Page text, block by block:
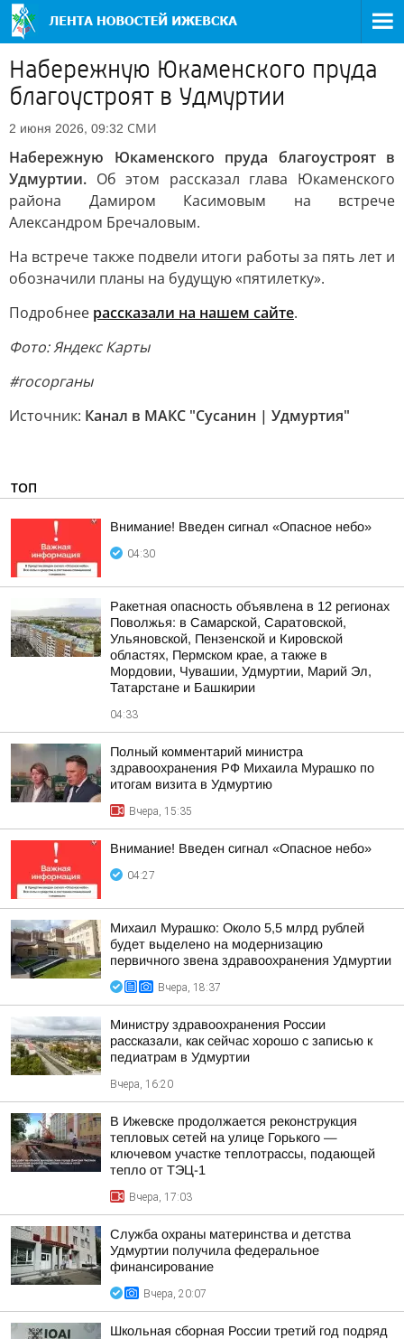
Набережную Юкаменского пруда
благоустроят в Удмуртии
2 июня 2026, 09:32 СМИ
Набережную Юкаменского пруда благоустроят в
Удмуртии. Об этом рассказал глава Юкаменского
района Дамиром Касимовым на встрече
Александром Бречаловым.
На встрече также подвели итоги работы за пять лет и
обозначили планы на будущую «пятилетку».
Подробнее рассказали на нашем сайте.
Фото: Яндекс Карты
#госорганы
Источник: Канал в МАКС "Сусанин | Удмуртия"
ТОП
Внимание! Введен сигнал «Опасное небо»
04:30
Ракетная опасность объявлена в 12 регионах
Поволжья: в Самарской, Саратовской,
Ульяновской, Пензенской и Кировской
областях, Пермском крае, а также в
Мордовии, Чувашии, Удмуртии, Марий Эл,
Татарстане и Башкирии
04:33
Полный комментарий министра
здравоохранения РФ Михаила Мурашко по
итогам визита в Удмуртию
Вчера, 15:35
Внимание! Введен сигнал «Опасное небо»
04:27
Михаил Мурашко: Около 5,5 млрд рублей
будет выделено на модернизацию
первичного звена здравоохранения Удмуртии
Вчера, 18:37
Министру здравоохранения России
рассказали, как сейчас хорошо с записью к
педиатрам в Удмуртии
Вчера, 16:20
В Ижевске продолжается реконструкция
тепловых сетей на улице Горького —
ключевом участке теплотрассы, подающей
тепло от ТЭЦ-1
Вчера, 17:03
Служба охраны материнства и детства
Удмуртии получила федеральное
финансирование
Вчера, 20:07
Школьная сборная России третий год подряд